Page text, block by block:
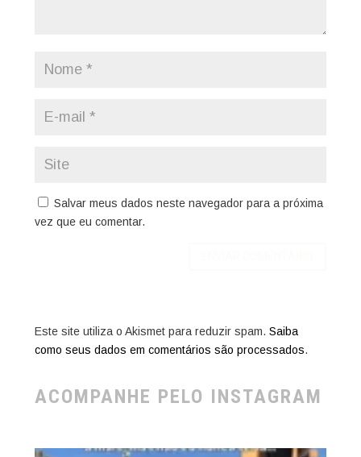
Salvar meus dados neste navegador para a próxima
vez que eu comentar.
Este site utiliza o Akismet para reduzir spam. Saiba
como seus dados em comentários são processados.
ACOMPANHE PELO INSTAGRAM